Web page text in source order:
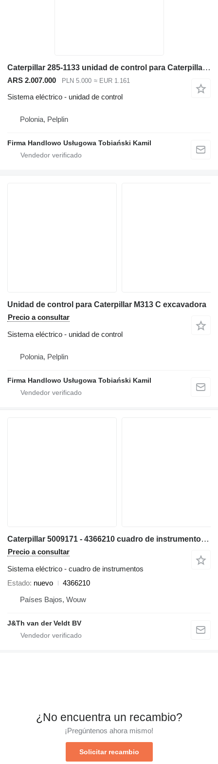
Caterpillar 285-1133 unidad de control para Caterpillar M313D excavadora
ARS 2.007.000 PLN 5.000 ≈ EUR 1.161
Sistema eléctrico - unidad de control
Polonia, Pelplin
Firma Handlowo Usługowa Tobiański Kamil
Unidad de control para Caterpillar M313 C excavadora
Precio a consultar
Sistema eléctrico - unidad de control
Polonia, Pelplin
Firma Handlowo Usługowa Tobiański Kamil
Caterpillar 5009171 - 4366210 cuadro de instrumentos para Caterpillar 538 568 329D 312E 329E 349E 330F 390F 312F 352F 313F 323F 374F 335F 316F 336F 317F 349F M320F M322F M323F M314F M315F M316F M318F 320D2 323D2 326D2 336D2 329D2 MH3022 MH3024 MH3026 excavadora
Precio a consultar
Sistema eléctrico - cuadro de instrumentos
Estado nuevo
4366210
Países Bajos, Wouw
J&Th van der Veldt BV
¿No encuentra un recambio?
¡Pregúntenos ahora mismo!
Solicitar recambio